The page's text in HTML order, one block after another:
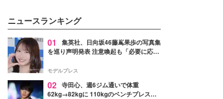
性を秘めた、革新的な「Water
Capturing Skin（ウォーターキャ
プチャリングスキン：捕水肌）」
技術を、花王が構築した。
ニュースランキング
01
集英社、日向坂46藤嶌果歩の写真集
を巡り声明発表 注意喚起も「必要に応じ
モデルプレス
02 寺田心、週6ジム通いで体重
62kg→82kgに 110kgのベンチプレス持